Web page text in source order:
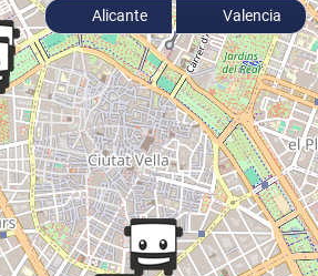
Alicante Valencia